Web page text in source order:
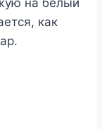
на белый
как